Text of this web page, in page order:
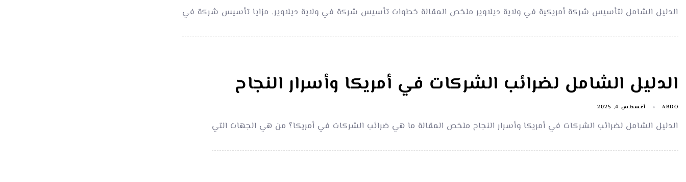
الدليل الشامل لتأسيس شركة أمريكية في ولاية ديلاوير ملخص المقالة خطوات تأسيس شركة في ولاية ديلاوير. مزايا تأسيس شركة في
الدليل الشامل لضرائب الشركات في أمريكا وأسرار النجاح
ABDO أغسطس 4, 2025
الدليل الشامل لضرائب الشركات في أمريكا وأسرار النجاح ملخص المقالة ما هي ضرائب الشركات في أمريكا؟ من هي الجهات التي